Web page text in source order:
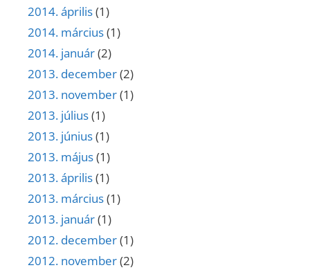
2014. április(1)
2014. március(1)
2014. január(2)
2013. december(2)
2013. november(1)
2013. július(1)
2013. június(1)
2013. május(1)
2013. április(1)
2013. március(1)
2013. január(1)
2012. december(1)
2012. november(2)